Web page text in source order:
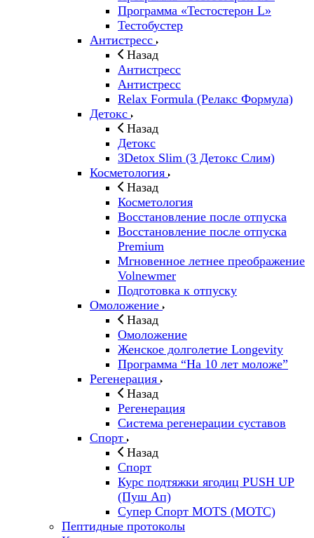
Программа «Тестостерон L»
Тестобустер
Антистресс
Назад
Антистресс
Антистресс
Relax Formula (Релакс Формула)
Детокс
Назад
Детокс
3Detox Slim (3 Детокс Слим)
Косметология
Назад
Косметология
Восстановление после отпуска
Восстановление после отпуска
Premium
Мгновенное летнее преображение
Volnewmer
Подготовка к отпуску
Омоложение
Назад
Омоложение
Женское долголетие Longevity
Программа “На 10 лет моложе”
Регенерация
Назад
Регенерация
Система регенерации суставов
Спорт
Назад
Спорт
Курс подтяжки ягодиц PUSH UP
(Пуш Ап)
Супер Спорт MOTS (МОТС)
Пептидные протоколы